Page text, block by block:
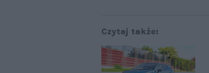
Czytaj także: